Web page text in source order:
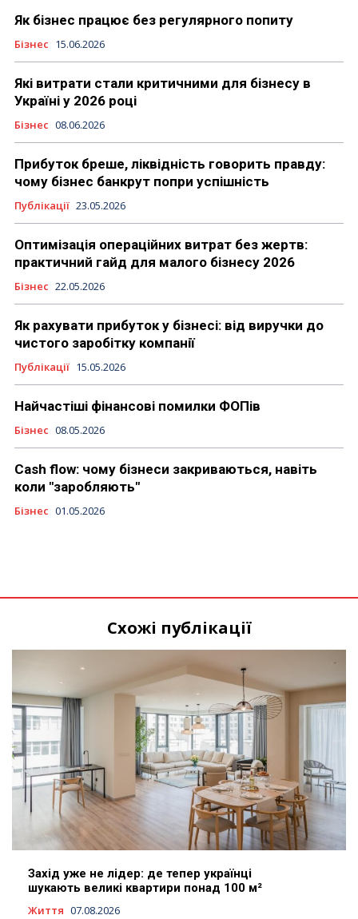
Як бізнес працює без регулярного попиту
Бізнес 15.06.2026
Які витрати стали критичними для бізнесу в
Україні у 2026 році
Бізнес 08.06.2026
Прибуток бреше, ліквідність говорить правду:
чому бізнес банкрут попри успішність
Публікації 23.05.2026
Оптимізація операційних витрат без жертв:
практичний гайд для малого бізнесу 2026
Бізнес 22.05.2026
Як рахувати прибуток у бізнесі: від виручки до
чистого заробітку компанії
Публікації 15.05.2026
Найчастіші фінансові помилки ФОПів
Бізнес 08.05.2026
Cash flow: чому бізнеси закриваються, навіть
коли "заробляють"
Бізнес 01.05.2026
Схожі публікації
Захід уже не лідер: де тепер українці
шукають великі квартири понад 100 м²
Життя 07.08.2026